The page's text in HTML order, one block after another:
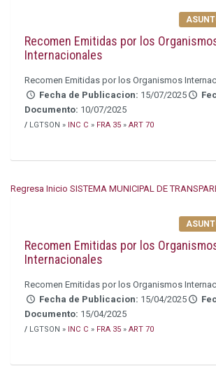
Recomen Emitidas por los
Internacionales
Recomen Emitidas por los Organismos
Fecha de Publicacion: 15/07/2025
Documento: 10/07/2025
/ LGTSON » INC C » FRA 35 » ART 70
Regresa Inicio SISTEMA MUNICIPAL DE
Recomen Emitidas por los
Internacionales
Recomen Emitidas por los Organismos
Fecha de Publicacion: 15/04/2025
Documento: 15/04/2025
/ LGTSON » INC C » FRA 35 » ART 70